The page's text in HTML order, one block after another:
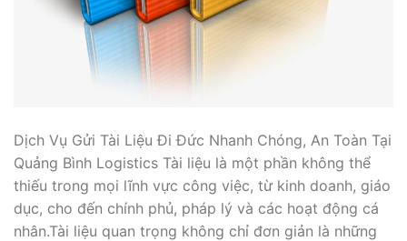
Dịch Vụ Gửi Tài Liệu Đi Đức Nhanh Chóng, An Toàn Tại
Quảng Bình Logistics Tài liệu là một phần không thể
thiếu trong mọi lĩnh vực công việc, từ kinh doanh, giáo
dục, cho đến chính phủ, pháp lý và các hoạt động cá
nhân.Tài liệu quan trọng không chỉ đơn giản là những